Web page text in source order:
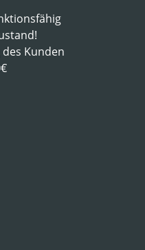
des Kunden